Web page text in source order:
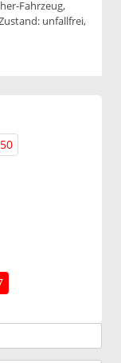
Fahrzeug,
unfallfrei,